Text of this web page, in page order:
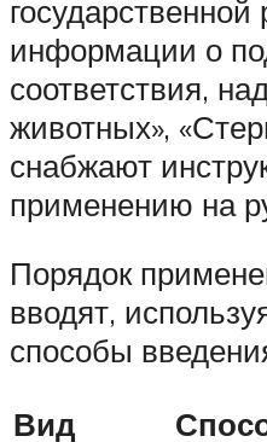
государственной
информации о
соответствия,
животных»,
снабжают
применению на
Порядок
вводят,
способы
Вид